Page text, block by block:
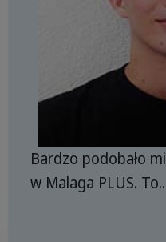
Bardzo podobało
w Malaga PLUS.